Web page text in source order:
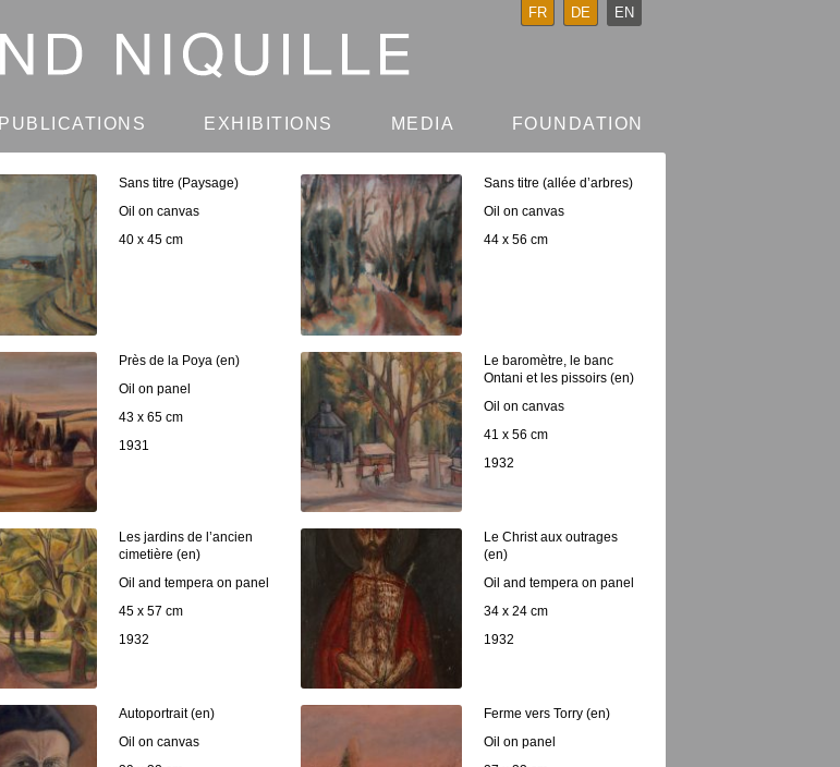
PUBLICATIONS EXHIBITIONS MEDIA FOUNDATION
FR DE EN
Sans titre (Paysage)
Oil on canvas
40 x 45 cm
Sans titre (allée d’arbres)
Oil on canvas
44 x 56 cm
Près de la Poya (en)
Oil on panel
43 x 65 cm
1931
Le baromètre, le banc
Ontani et les pissoirs (en)
Oil on canvas
41 x 56 cm
1932
Les jardins de l’ancien
cimetière (en)
Oil and tempera on panel
45 x 57 cm
1932
Le Christ aux outrages
(en)
Oil and tempera on panel
34 x 24 cm
1932
Autoportrait (en)
Oil on canvas
Ferme vers Torry (en)
Oil on panel